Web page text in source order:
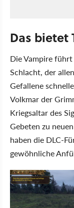
Das bietet
Die Vampire
Schlacht, der
Gefallene
Volkmar der
Kriegsaltar des
Gebeten zu
haben die DLC-
gewöhnliche